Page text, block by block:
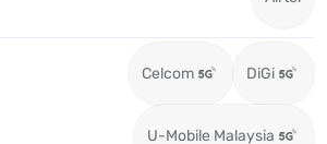
Celcom DiGi
U-Mobile Malaysia